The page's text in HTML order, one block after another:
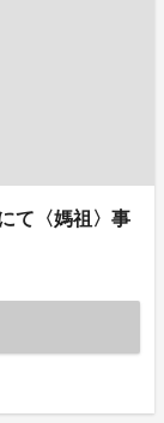
て〈媽祖〉事